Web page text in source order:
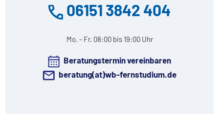
06151 3842 404
Mo. - Fr. 08:00 bis 19:00 Uhr
Beratungstermin vereinbaren
beratung(at)wb-fernstudium.de